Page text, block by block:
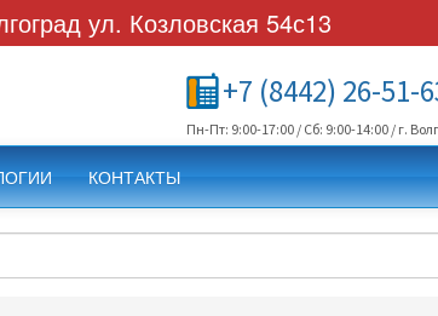
ул. Козловская 54с13
+7 (8442) 26-51-
Пн-Пт: 9:00-17:00 / Сб: 9:00-14:00 / г.
КОНТАКТЫ